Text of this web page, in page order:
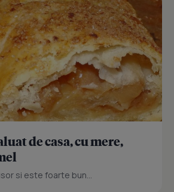
de casa, cu mere,
si este foarte bun...